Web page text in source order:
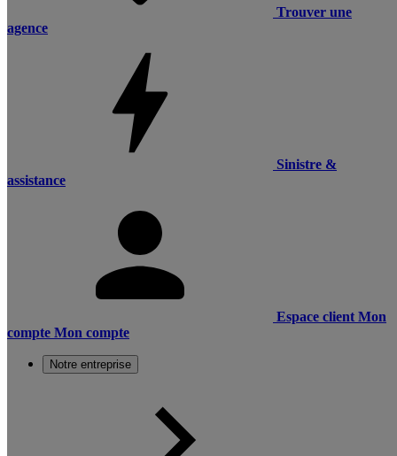
Trouver une
agence
Sinistre &
assistance
Espace client Mon
compte Mon compte
Notre entreprise